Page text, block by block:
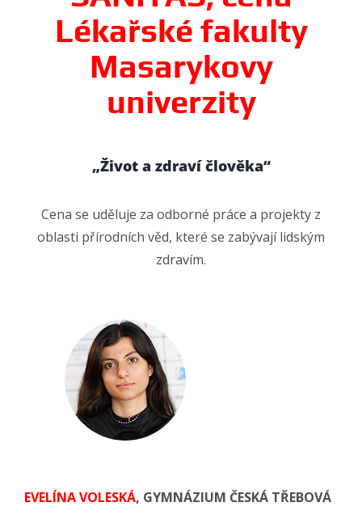
Lékařské fakulty
Masarykovy
univerzity
„Život a zdraví člověka“
Cena se uděluje za odborné práce a projekty z
oblasti přírodních věd, které se zabývají lidským
zdravím.
EVELÍNA VOLESKÁ, GYMNÁZIUM ČESKÁ TŘEBOVÁ